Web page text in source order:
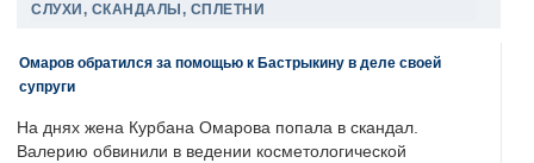
СЛУХИ, СКАНДАЛЫ, СПЛЕТНИ
Омаров обратился за помощью к Бастрыкину в деле своей
супруги
На днях жена Курбана Омарова попала в скандал.
Валерию обвинили в ведении косметологической